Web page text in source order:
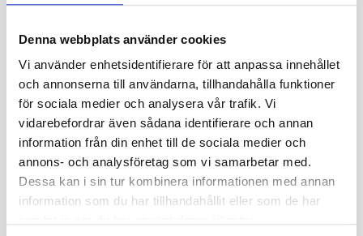
Denna webbplats använder cookies
Vi använder enhetsidentifierare för att anpassa innehållet
och annonserna till användarna, tillhandahålla funktioner
för sociala medier och analysera vår trafik. Vi
vidarebefordrar även sådana identifierare och annan
information från din enhet till de sociala medier och
annons- och analysföretag som vi samarbetar med.
Dessa kan i sin tur kombinera informationen med annan
information som du har tillhandahållit eller som de har
WARN DRILL VINSCH
SYNTETLINA 340 KG
7%